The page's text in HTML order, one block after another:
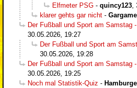
Elfmeter PSG - quincy123
klarer gehts gar nicht -
Der Fußball und Sport am Samstag
30.05.2026, 19:27
Der Fußball und Sport am
30.05.2026, 19:28
Der Fußball und Sport am Samstag
30.05.2026, 19:25
Noch mal Statistik-Quiz -